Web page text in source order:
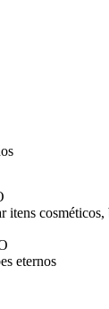
itens cosméticos,
eternos